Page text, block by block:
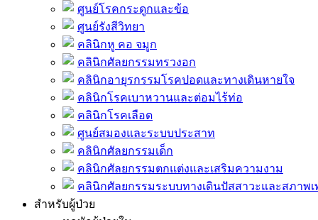
ศูนย์โรคกระดูกและข้อ
ศูนย์รังสีวิทยา
คลินิกหู คอ จมูก
คลินิกศัลยกรรมทรวงอก
คลินิกอายุรกรรมโรคปอดและทางเดินหายใจ
คลินิกโรคเบาหวานและต่อมไร้ท่อ
คลินิกโรคเลือด
ศูนย์สมองและระบบประสาท
คลินิกศัลยกรรมเด็ก
คลินิกศัลยกรรมตกแต่งและเสริมความงาม
คลินิกศัลยกรรมระบบทางเดินปัสสาวะและสภาพเ
สำหรับผู้ป่วย